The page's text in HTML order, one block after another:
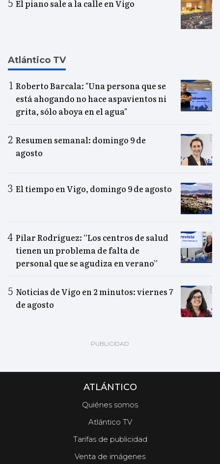
El piano sale a la calle en Vigo
Atlántico TV
Roberto Barcala: "Una persona que se
está ahogando no hace aspavientos ni
grita, sólo aboya en el agua"
Resumen semanal: domingo 9 de
agosto
El tiempo en Vigo, domingo 9 de agosto
Pilar Rodríguez: “Los centros de salud
tienen un problema de falta de
personal que se agudiza en verano”
Noticias de Vigo en 2 minutos: viernes 7
de agosto
ATLÁNTICO
Quiénes somos
Atlántico TV
Tarifas de publicidad
Venta de imágenes